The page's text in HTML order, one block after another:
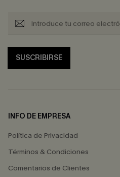
SUSCRIBIRSE
INFO DE EMPRESA
Política de Privacidad
Términos & Condiciones
Comentarios de Clientes